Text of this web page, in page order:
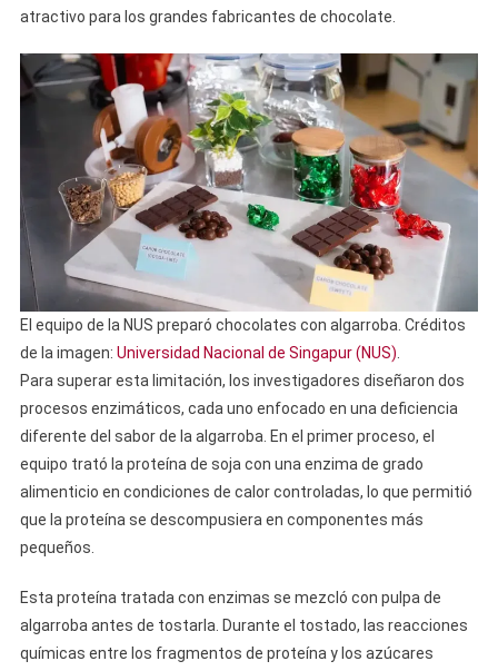
atractivo para los grandes fabricantes de chocolate.
El equipo de la NUS preparó chocolates con algarroba. Créditos
de la imagen: Universidad Nacional de Singapur (NUS)
Para superar esta limitación, los investigadores diseñaron dos
procesos enzimáticos, cada uno enfocado en una deficiencia
diferente del sabor de la algarroba. En el primer proceso, el
equipo trató la proteína de soja con una enzima de grado
alimenticio en condiciones de calor controladas, lo que permitió
que la proteína se descompusiera en componentes más
pequeños.
Esta proteína tratada con enzimas se mezcló con pulpa de
algarroba antes de tostarla. Durante el tostado, las reacciones
químicas entre los fragmentos de proteína y los azúcares